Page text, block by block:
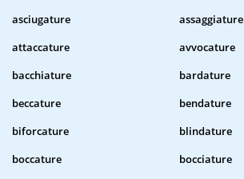
asciugature
assaggiature
attaccature
avvocature
bacchiature
bardature
beccature
bendature
biforcature
blindature
boccature
bocciature